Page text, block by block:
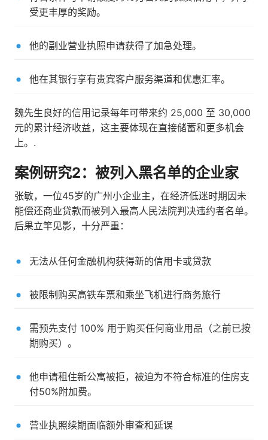
受更丰厚的奖励。
他的副业营业执照申请获得了加急处理。
他在其银行享有贵宾客户服务渠道和优惠汇率。
魏先生良好的信用记录每年可带来约 25,000 至 30,000
元的累计经济收益，这主要体现在直接储蓄和更多机会
上。.
案例研究2：被列入黑名单的企业家
张敏，一位45岁的广州小企业主，在经济低迷时期因未
能偿还商业贷款而被列入最高人民法院判决违约者名单。
后果立竿见影，十分严重：
无法从任何金融机构获得新的信用卡或贷款
被限制购买高铁车票和乘坐飞机进行商务旅行
需预先支付 100% 用于购买任何商业用品（之前已按
期购买）。
他申请租住新公寓被拒，被迫为不符合标准的住房支
付50%附加费。
营业执照续期面临额外审查和延误